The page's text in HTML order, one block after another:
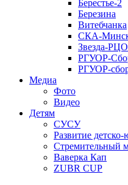
Берестье-2
Березина
Витебчанка
СКА-
Звезда-
РГУОР-
РГУОР-
Медиа
Фото
Видео
Детям
СУСУ
Развитие
Стремительный
Ваверка Кап
ZUBR CUP